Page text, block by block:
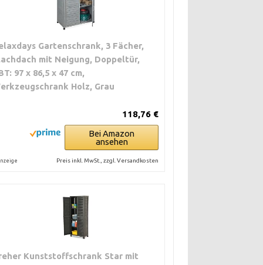
Gartenschrank, 3 Fächer,
mit Neigung, Doppeltür,
97 x 86,5 x 47 cm,
Holz, Grau
118,76 €
Bei Amazon
ansehen
Preis inkl. MwSt., zzgl. Versandkosten
Kunststoffschrank Star mit